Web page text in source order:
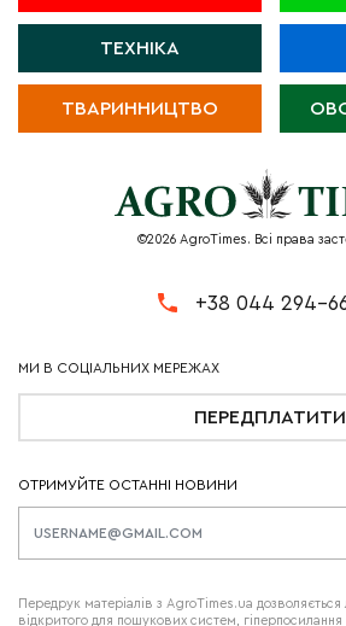
ТЕХНІКА
ТВАРИННИЦТВО
©2026 AgroTimes. Всі права
+38 044 294-
ПЕРЕДПЛАТИТИ
ОТРИМУЙТЕ ОСТАННІ НОВИНИ
Передрук матеріалів з AgroTimes.ua
відкритого для пошукових систем,